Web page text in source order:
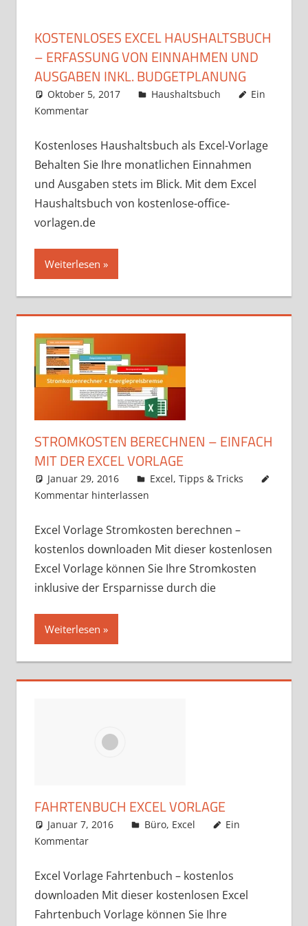
KOSTENLOSES EXCEL HAUSHALTSBUCH
– ERFASSUNG VON EINNAHMEN UND
AUSGABEN INKL. BUDGETPLANUNG
Oktober 5, 2017 k-o-v
Haushaltsbuch
Ein
Kommentar
Kostenloses Haushaltsbuch als Excel-Vorlage
Behalten Sie Ihre monatlichen Einnahmen
und Ausgaben stets im Blick. Mit dem Excel
Haushaltsbuch von kostenlose-office-
vorlagen.de
Weiterlesen
STROMKOSTEN BERECHNEN – EINFACH
MIT DER EXCEL VORLAGE
Januar 29, 2016 k-o-v
Excel, Tipps & Tricks
Kommentar hinterlassen
Excel Vorlage Stromkosten berechnen –
kostenlos downloaden Mit dieser kostenlosen
Excel Vorlage können Sie Ihre Stromkosten
inklusive der Ersparnisse durch die
Weiterlesen
FAHRTENBUCH EXCEL VORLAGE
Januar 7, 2016 k-o-v
Büro, Excel
Ein
Kommentar
Excel Vorlage Fahrtenbuch – kostenlos
downloaden Mit dieser kostenlosen Excel
Fahrtenbuch Vorlage können Sie Ihre